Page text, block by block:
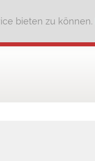
bieten zu können.